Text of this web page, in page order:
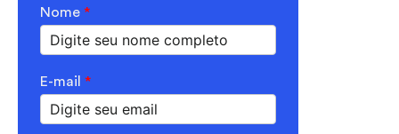
Nome *
E-mail *